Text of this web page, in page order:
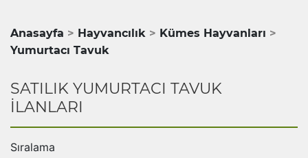
Anasayfa Hayvancılık
Kümes Hayvanları
Yumurtacı Tavuk
SATILIK YUMURTACI TAVUK
İLANLARI
Sıralama